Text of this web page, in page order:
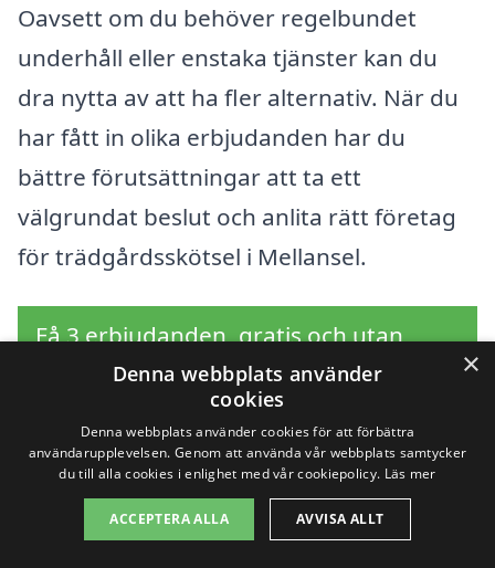
Oavsett om du behöver regelbundet
underhåll eller enstaka tjänster kan du
dra nytta av att ha fler alternativ. När du
har fått in olika erbjudanden har du
bättre förutsättningar att ta ett
välgrundat beslut och anlita rätt företag
för trädgårdsskötsel i Mellansel.
Få 3 erbjudanden, gratis och utan
förpliktelser
Sök efter en
professionell för
×
Denna webbplats använder
cookies
Denna webbplats använder cookies för att förbättra
användarupplevelsen. Genom att använda vår webbplats samtycker
du till alla cookies i enlighet med vår cookiepolicy. Läs mer
ACCEPTERA ALLA AVVISA ALLT